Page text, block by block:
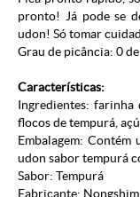
pronto! Já pode se
udon! Só tomar
Grau de picância: 0 de
Características:
Ingredientes: farinha
flocos de tempurá,
Embalagem:
udon sabor tempurá
Sabor: Tempurá
Fabricante: Nongshim